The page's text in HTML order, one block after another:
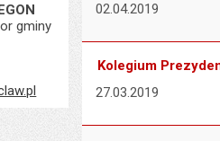
gminy
02.04.2019
Kolegium
27.03.2019